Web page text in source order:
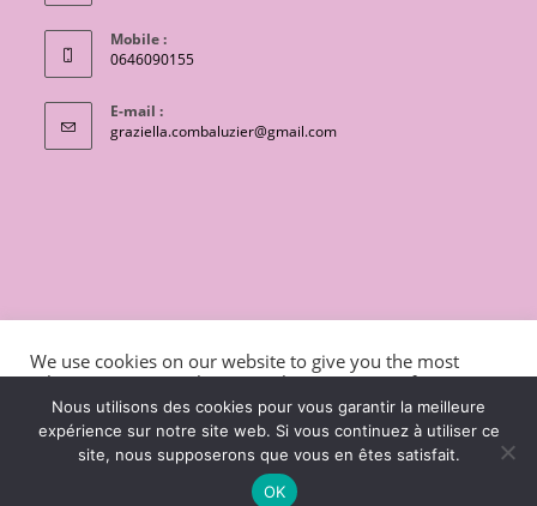
Mobile :
0646090155
E-mail :
graziella.combaluzier@gmail.comS’ouvre
CONTACT
Conditions générales de vente
Mentions légales et politique de confidentialité
Livraisons
charte de protection des données personnelles
Copyright 2026 - OceanWP Theme by Lili coton
We use cookies on our website to give you the most
relevant experience by remembering your preferences
and repeat visits. By clicking “Accept”, you consent to the
use of ALL the cookies.
Nous utilisons des cookies pour vous garantir la meilleure
expérience sur notre site web. Si vous continuez à utiliser ce
site, nous supposerons que vous en êtes satisfait.
OK